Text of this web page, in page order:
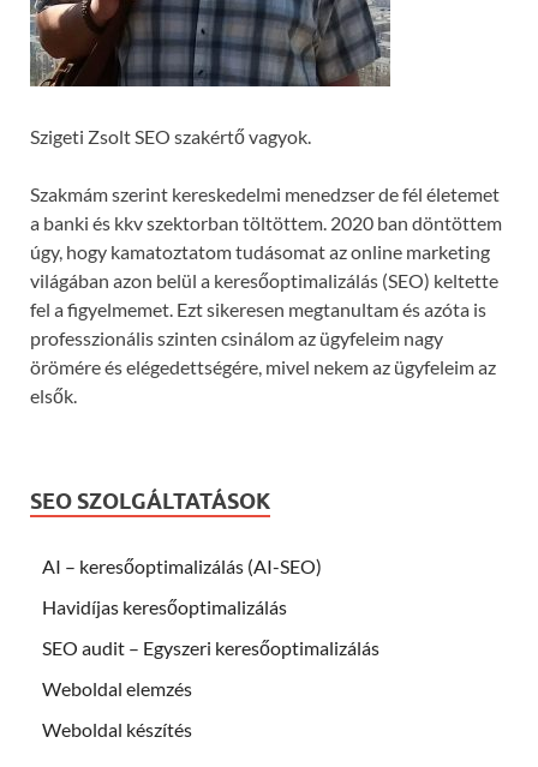
Szigeti Zsolt SEO szakértő vagyok.
Szakmám szerint kereskedelmi menedzser de fél életemet
a banki és kkv szektorban töltöttem. 2020 ban döntöttem
úgy, hogy kamatoztatom tudásomat az online marketing
világában azon belül a keresőoptimalizálás (SEO) keltette
fel a figyelmemet. Ezt sikeresen megtanultam és azóta is
professzionális szinten csinálom az ügyfeleim nagy
örömére és elégedettségére, mivel nekem az ügyfeleim az
elsők.
SEO SZOLGÁLTATÁSOK
AI – keresőoptimalizálás (AI-SEO)
Havidíjas keresőoptimalizálás
SEO audit – Egyszeri keresőoptimalizálás
Weboldal elemzés
Weboldal készítés